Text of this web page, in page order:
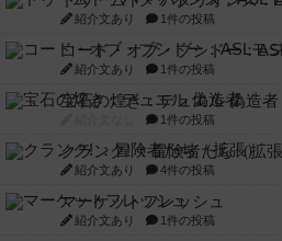
紹介文あり 1件の投稿
コード・オブ・ブシドー：
紹介文あり 1件の投稿
宝石の煌き：デュエル 偽造者
1件の投稿
クランク! ：冒険者たち（拡張
紹介文あり 4件の投稿
マーケットフレッシュ
紹介文あり 1件の投稿